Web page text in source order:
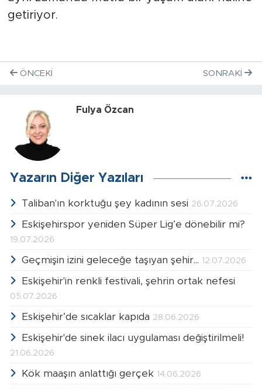
getiriyor.
ÖNCEKI SONRAKI
Fulya Özcan
Yazarın Diğer Yazıları
Taliban'ın korktuğu şey kadının sesi 26.07.2026
Eskişehirspor yeniden Süper Lig’e dönebilir mi?
19.07.2026
Geçmişin izini geleceğe taşıyan şehir... 12.07.2026
Eskişehir'in renkli festivali, şehrin ortak nefesi
05.07.2026
Eskişehir’de sıcaklar kapıda 28.06.2026
Eskişehir'de sinek ilacı uygulaması değiştirilmeli!
21.06.2026
Kök maaşın anlattığı gerçek 14.06.2026